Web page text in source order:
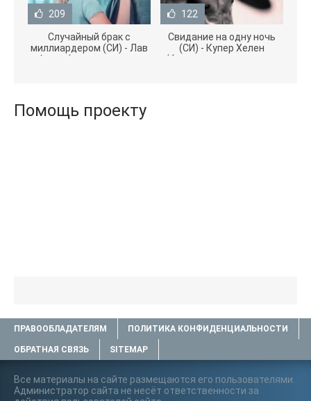
209
Случайный брак с
миллиардером (СИ) - Лав
Агата (полная версия
122
Свидание на одну ночь
(СИ) - Купер Хелен
(бесплатные серии книг
Помощь проекту
ПРАВООБЛАДАТЕЛЯМ ПОЛИТИКА КОНФИДЕНЦИАЛЬНОСТИ
ОБРАТНАЯ СВЯЗЬ SITEMAP
Все материалы на сайте размещаются его пользователями.
Администратор сайта не несёт ответственности за